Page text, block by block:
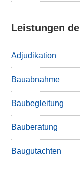
Leistungen
Adjudikation
Bauabnahme
Baubegleitung
Bauberatung
Baugutachten